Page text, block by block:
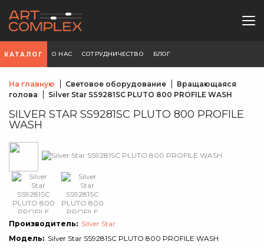
КАТАЛОГ О НАС СОТРУДНИЧЕСТВО БЛОГ
На главную Световое оборудование
Вращающаяся
голова
Silver Star SS9281SC PLUTO 800 PROFILE WASH
SILVER STAR SS9281SC PLUTO 800 PROFILE
WASH
Производитель: Silver Star
Модель: Silver Star SS9281SC PLUTO 800 PROFILE WASH